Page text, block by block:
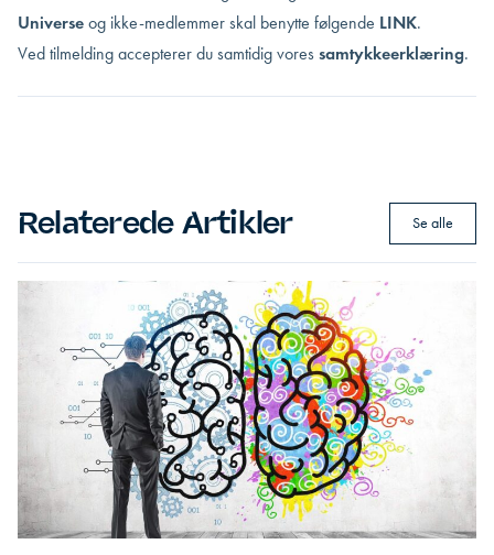
Universe og ikke-medlemmer skal benytte følgende LINK.
Ved tilmelding accepterer du samtidig vores samtykkeerklæring.
Relaterede Artikler Se alle